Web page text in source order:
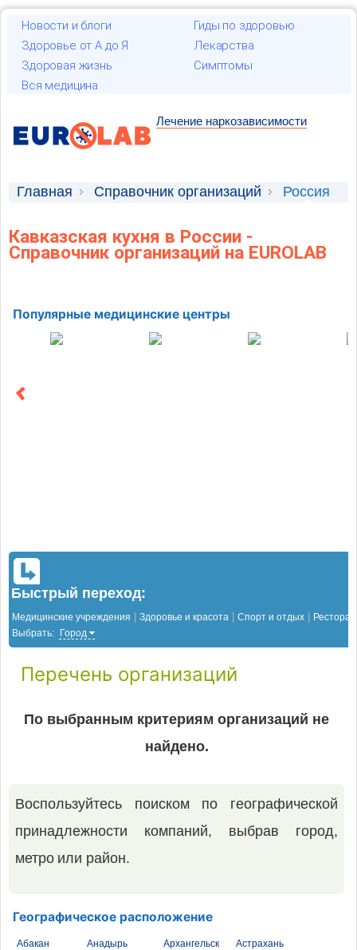
Новости и блоги
Гиды по здоровью
Здоровье от А до Я
Лекарства
Здоровая жизнь
Симптомы
Вся медицина
Лечение наркозависимости
Главная Справочник организаций Россия
Кавказская кухня в России -
Справочник организаций на EUROLAB
Популярные медицинские центры
Быстрый переход:
Медицинские учреждения Здоровье и красота Спорт и отдых
Выбрать:
Город
Перечень организаций
По выбранным критериям организаций не
найдено.
Воспользуйтесь поиском по географической
принадлежности компаний, выбрав город,
метро или район.
Географическое расположение
Абакан Анадырь Архангельск
Астрахань